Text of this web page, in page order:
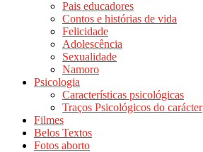
Pais educadores
Contos e histórias de vida
Felicidade
Adolescência
Sexualidade
Namoro
Psicologia
Características psicológicas
Traços Psicológicos do carácter
Filmes
Belos Textos
Fotos aborto